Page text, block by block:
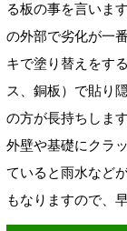
る板の事を言いま
の外部で劣化が一
キで塗り替えをす
ス、銅板）で貼り
の方が長持ちしま
外壁や基礎にクラ
ていると雨水など
もなりますので、